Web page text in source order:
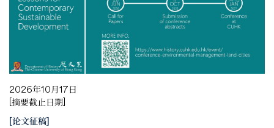
2026年10月17日
[摘要截止日期]
[论文征稿]